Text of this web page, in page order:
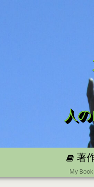
人
著
My Book